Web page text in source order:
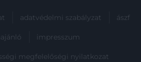
adatvédelmi szabályzat ászf
impresszum
megfelelőségi nyilatkozat